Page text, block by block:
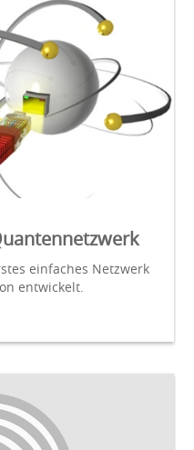
einfaches Netzwerk
entwickelt.